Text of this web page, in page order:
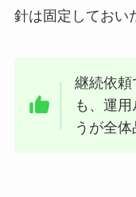
針は固定しておい
継続依頼
も、運
うが全体